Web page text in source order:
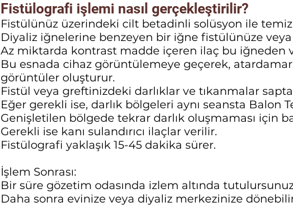
Fistülografi işlemi nasıl gerçekleştirilir?
Fistülünüz üzerindeki cilt betadinli solüsyon ile
Diyaliz iğnelerine benzeyen bir iğne fistülünüze veya
Az miktarda kontrast madde içeren ilaç bu iğneden
Bu esnada cihaz görüntülemeye geçerek,
görüntüler oluşturur.
Fistül veya greftinizdeki darlıklar ve tıkanmalar
Eğer gerekli ise, darlık bölgeleri aynı seansta Balon
Genişletilen bölgede tekrar darlık oluşmaması için
Gerekli ise kanı sulandırıcı ilaçlar verilir.
Fistülografi yaklaşık 15-45 dakika sürer.
İşlem Sonrası:
Bir süre gözetim odasında izlem altında
Daha sonra evinize veya diyaliz merkezinize